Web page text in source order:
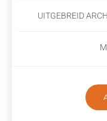
UITGEBREID